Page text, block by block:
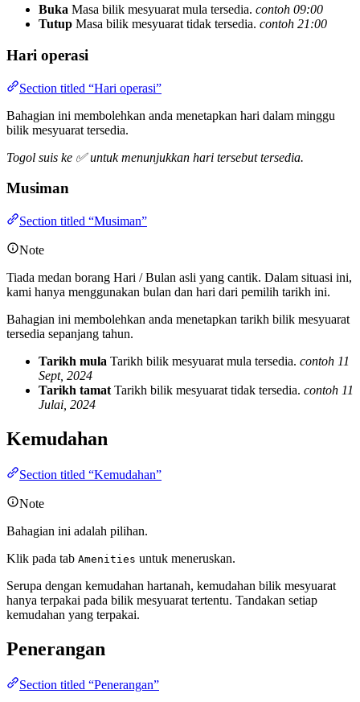
Buka Masa bilik mesyuarat mula tersedia. contoh 09:00
Tutup Masa bilik mesyuarat tidak tersedia. contoh 21:00
Hari operasi
Section titled “Hari operasi”
Bahagian ini membolehkan anda menetapkan hari dalam minggu
bilik mesyuarat tersedia.
Togol suis ke ✅ untuk menunjukkan hari tersebut tersedia.
Musiman
Section titled “Musiman”
Note
Tiada medan borang Hari / Bulan asli yang cantik. Dalam situasi ini,
kami hanya menggunakan bulan dan hari dari pemilih tarikh ini.
Bahagian ini membolehkan anda menetapkan tarikh bilik mesyuarat
tersedia sepanjang tahun.
Tarikh mula Tarikh bilik mesyuarat mula tersedia. contoh 11
Sept, 2024
Tarikh tamat Tarikh bilik mesyuarat tidak tersedia. contoh 11
Julai, 2024
Kemudahan
Section titled “Kemudahan”
Note
Bahagian ini adalah pilihan.
Klik pada tab Amenities untuk meneruskan.
Serupa dengan kemudahan hartanah, kemudahan bilik mesyuarat
hanya terpakai pada bilik mesyuarat tertentu. Tandakan setiap
kemudahan yang terpakai.
Penerangan
Section titled “Penerangan”